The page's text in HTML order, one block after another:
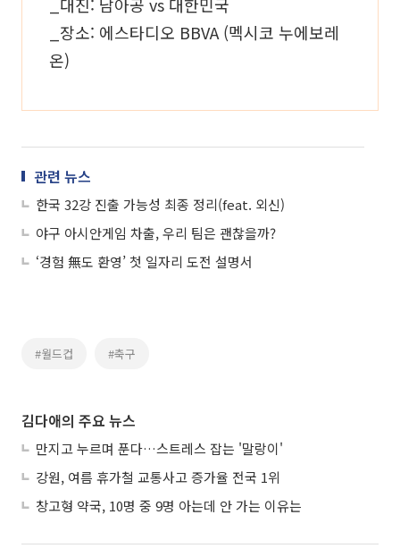
_대진: 남아공 vs 대한민국
_장소: 에스타디오 BBVA (멕시코 누에보레
온)
관련 뉴스
한국 32강 진출 가능성 최종 정리(feat. 외신)
야구 아시안게임 차출, 우리 팀은 괜찮을까?
‘경험 無도 환영’ 첫 일자리 도전 설명서
#월드컵 #축구
김다애의 주요 뉴스
만지고 누르며 푼다…스트레스 잡는 '말랑이'
강원, 여름 휴가철 교통사고 증가율 전국 1위
창고형 약국, 10명 중 9명 아는데 안 가는 이유는